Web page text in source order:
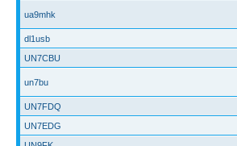
ua9mhk
dl1usb
UN7CBU
un7bu
UN7FDQ
UN7EDG